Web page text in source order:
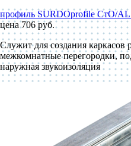
профиль SURDOprofile СтО/
цена 706 руб.
Служит для создания каркасов
межкомнатные перегородки,
наружная звукоизоляция